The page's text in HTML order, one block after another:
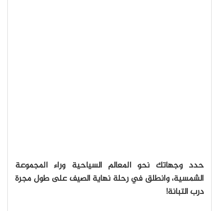
حدد وجهاتك نحو المعالم السياحية وراء المجموعة
الشمسية، وانطلق في رحلة نهاية الصيف على طول مجرة
درب التبانة!